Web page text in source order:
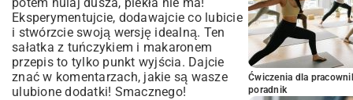
Eksperymentujcie, dodawajcie co lubicie
i stwórzcie swoją wersję idealną. Ten
sałatka z tuńczykiem i makaronem
przepis to tylko punkt wyjścia. Dajcie
znać w komentarzach, jakie są wasze
ulubione dodatki! Smacznego!
Ćwiczenia dla
poradnik